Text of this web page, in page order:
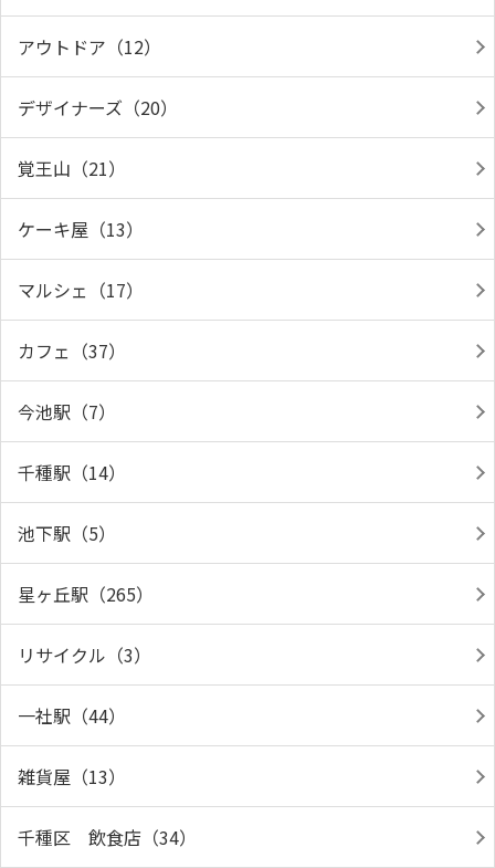
アウトドア（12）
デザイナーズ（20）
覚王山（21）
ケーキ屋（13）
マルシェ（17）
カフェ（37）
今池駅（7）
千種駅（14）
池下駅（5）
星ヶ丘駅（265）
リサイクル（3）
一社駅（44）
雑貨屋（13）
千種区 飲食店（34）